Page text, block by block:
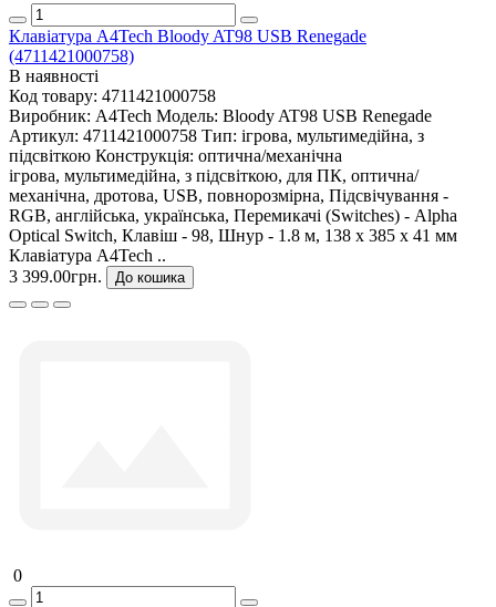
Клавіатура A4Tech Bloody AT98 USB Renegade
(4711421000758)
В наявності
Код товару: 4711421000758
Виробник: A4Tech Модель: Bloody AT98 USB Renegade
Артикул: 4711421000758 Тип: ігрова, мультимедійна, з
підсвіткою Конструкція: оптична/механічна
ігрова, мультимедійна, з підсвіткою, для ПК, оптична/
механічна, дротова, USB, повнорозмірна, Підсвічування -
RGB, англійська, українська, Перемикачі (Switches) - Alpha
Optical Switch, Клавіш - 98, Шнур - 1.8 м, 138 х 385 х 41 мм
Клавіатура A4Tech ..
3 399.00грн.
До кошика
0